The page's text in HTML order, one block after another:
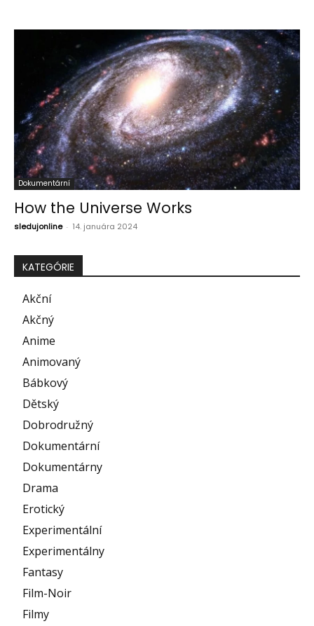
Dokumentární
How the Universe Works
sledujonline - 14. januára 2024
KATEGÓRIE
Akční
Akčný
Anime
Animovaný
Bábkový
Dětský
Dobrodružný
Dokumentární
Dokumentárny
Drama
Erotický
Experimentální
Experimentálny
Fantasy
Film-Noir
Filmy